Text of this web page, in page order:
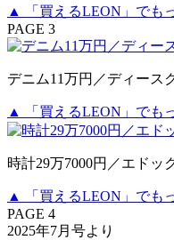
▲ 「買えるLEON」でも
PAGE 3
デニム11万円／ディース
▲ 「買えるLEON」でも
時計29万7000円／エドッ
▲ 「買えるLEON」でも
PAGE 4
2025年7月号より